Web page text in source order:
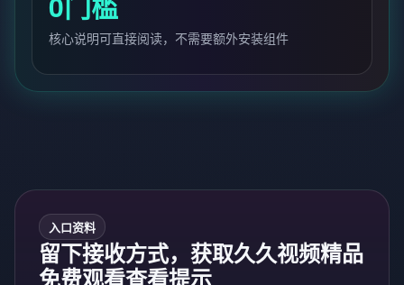
核心说明可直接阅读，不需要额外安装组件
入口资料
留下接收方式，获取久久视频精品
免费观看查看提示